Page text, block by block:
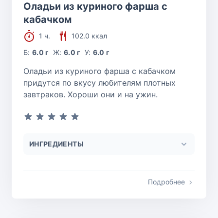
Оладьи из куриного фарша с
кабачком
1 ч.
102.0 ккал
Б:6.0 г Ж: 6.0 г У: 6.0 г
Оладьи из куриного фарша с кабачком
придутся по вкусу любителям плотных
завтраков. Хороши они и на ужин.
ИНГРЕДИЕНТЫ
Подробнее